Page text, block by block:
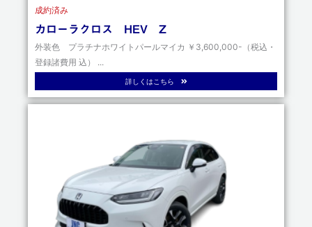
成約済み
カローラクロス HEV Z
外装色 プラチナホワイトパールマイカ ￥3,600,000-（税込・
登録諸費用 込） ...
詳しくはこちら